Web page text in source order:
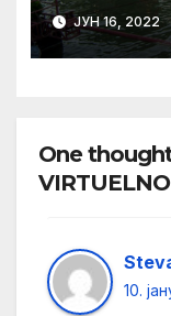
ЈУН 16, 2022
One
10.